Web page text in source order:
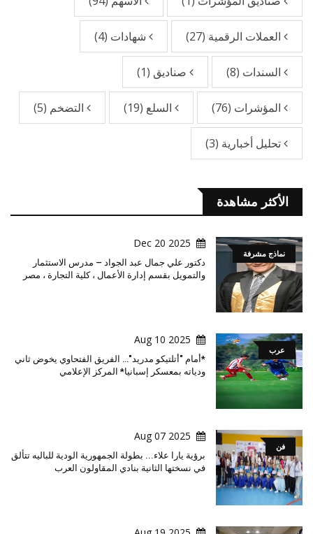
العملات الرقمية (27) شهادات (4)
السندات (8) صناديق (1)
المؤشرات (76) السلع (19) التضخم (5)
تحليل أخبارية (3)
الأكثر مشاهدة
نماذج مشرفة
2025 Dec 20
دكتور علي جمال عبد الجواد – مدرس الاستثمار
والتمويل بقسم إدارة الأعمال ، كلية التجارة ، مصر
عرب
2025 Aug 10
*أمام "أتلتيكو مدريد"… الفريق الفتحاوي يخوض ثاني
ودياته بمعسكر إسبانيا* المركز الإعلامي
فن
2025 Aug 07
برؤية يارا علاء... بطولة الجمهورية الودية للباليه تتألق
في نسختها الثانية بنادي المقاولون العرب